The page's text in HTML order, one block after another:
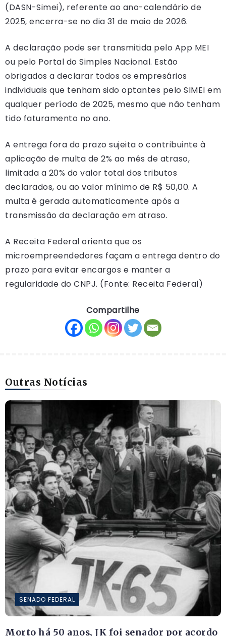
(DASN-Simei), referente ao ano-calendário de
2025, encerra-se no dia 31 de maio de 2026.
A declaração pode ser transmitida pelo App MEI
ou pelo Portal do Simples Nacional. Estão
obrigados a declarar todos os empresários
individuais que tenham sido optantes pelo SIMEI em
qualquer período de 2025, mesmo que não tenham
tido faturamento no ano.
A entrega fora do prazo sujeita o contribuinte à
aplicação de multa de 2% ao mês de atraso,
limitada a 20% do valor total dos tributos
declarados, ou ao valor mínimo de R$ 50,00. A
multa é gerada automaticamente após a
transmissão da declaração em atraso.
A Receita Federal orienta que os
microempreendedores façam a entrega dentro do
prazo para evitar encargos e manter a
regularidade do CNPJ. (Fonte: Receita Federal)
Compartilhe
Outras Notícias
SENADO FEDERAL
Morto há 50 anos, JK foi senador por acordo